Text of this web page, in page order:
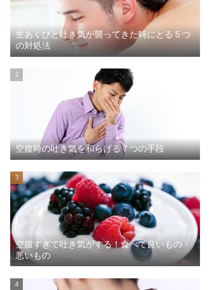
生あくびと吐き気が襲ってきた時にとる５つ
の対処法
空腹時の吐き気を和らげる７つの手段
空腹すぎて吐き気がする！食べて良いもの・
悪いもの